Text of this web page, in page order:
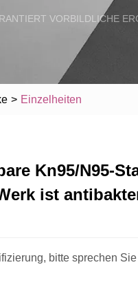
VORBILDLICHE
> Einzelheiten
Kn95/N95-
ist
bitte sprechen